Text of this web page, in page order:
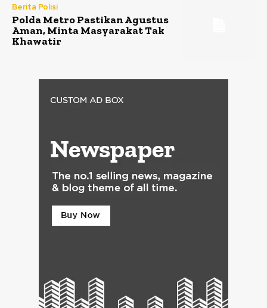
Berita Polisi
Polda Metro Pastikan Agustus
Aman, Minta Masyarakat Tak
Khawatir